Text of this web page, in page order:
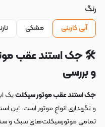
رنگ
آبی کاربنی مشکی
🛠️ جک استند عقب
و بررسی
جک استند عقب موتور سیکلتیک
و نگهداری انواع موتور است. این